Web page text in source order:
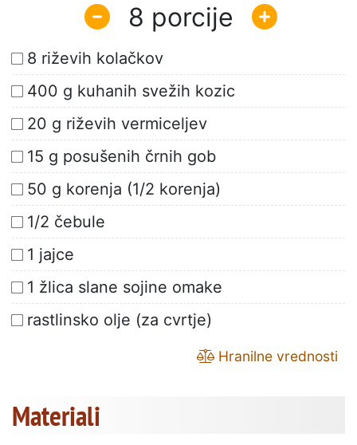
8
8 riževih kolačkov
400 g kuhanih svežih kozic
20 g riževih vermiceljev
15 g posušenih črnih gob
50 g korenja (1/2 korenja)
1/2 čebule
1 jajce
1 žlica slane sojine omake
rastlinsko olje (za cvrtje)
Hranilne vrednosti
Materiali